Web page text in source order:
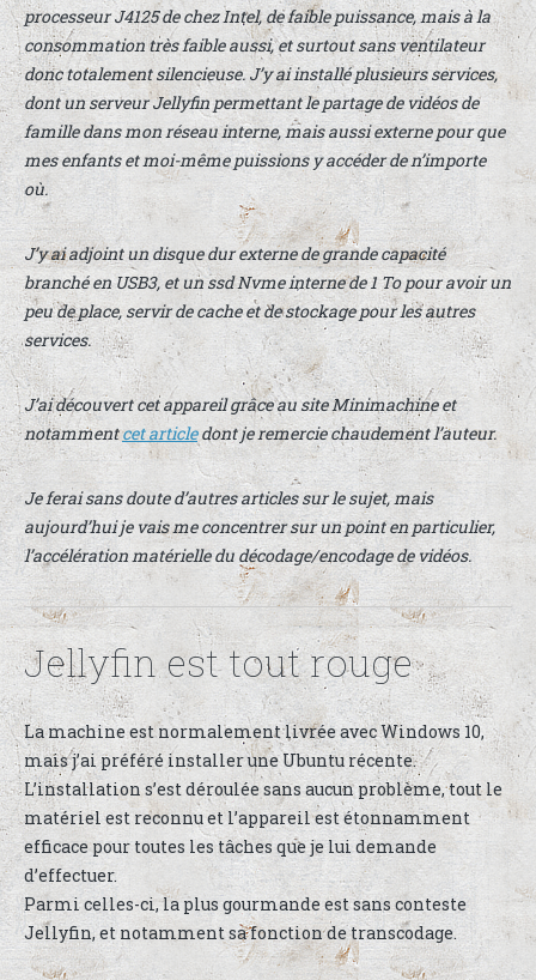
processeur J4125 de chez Intel, de faible puissance, mais à la
consommation très faible aussi, et surtout sans ventilateur
donc totalement silencieuse. J’y ai installé plusieurs services,
dont un serveur Jellyfin permettant le partage de vidéos de
famille dans mon réseau interne, mais aussi externe pour que
mes enfants et moi-même puissions y accéder de n’importe
où.
J’y ai adjoint un disque dur externe de grande capacité
branché en USB3, et un ssd Nvme interne de 1 To pour avoir un
peu de place, servir de cache et de stockage pour les autres
services.
J’ai découvert cet appareil grâce au site Minimachine et
notammentcet articledont je remercie chaudement l’auteur.
Je ferai sans doute d’autres articles sur le sujet, mais
aujourd’hui je vais me concentrer sur un point en particulier,
l’accélération matérielle du décodage/encodage de vidéos.
Jellyfin est tout rouge
La machine est normalement livrée avec Windows 10,
mais j’ai préféré installer une Ubuntu récente.
L’installation s’est déroulée sans aucun problème, tout le
matériel est reconnu et l’appareil est étonnamment
efficace pour toutes les tâches que je lui demande
d’effectuer.
Parmi celles-ci, la plus gourmande est sans conteste
Jellyfin, et notamment sa fonction de transcodage.